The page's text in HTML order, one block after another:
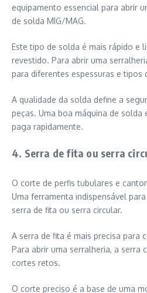
equipamento essencial para abrir
de solda MIG/MAG.
Este tipo de solda é mais rápido e
revestido. Para abrir uma
para diferentes espessuras e tipos
A qualidade da solda define a
peças. Uma boa máquina de solda
paga rapidamente.
4. Serra de fita ou serra
O corte de perfis tubulares e
Uma ferramenta indispensável
serra de fita ou serra circular.
A serra de fita é mais precisa para
Para abrir uma serralheria, a serra
cortes retos.
O corte preciso é a base de uma